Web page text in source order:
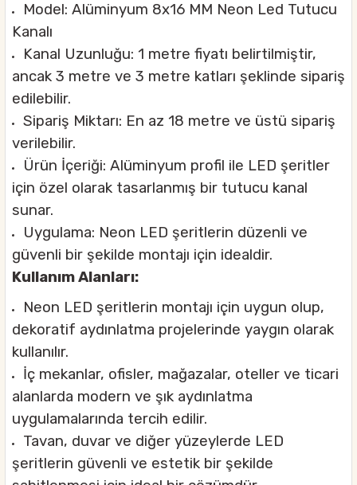
Model: Alüminyum 8x16 MM Neon Led Tutucu
Kanalı
Kanal Uzunluğu: 1 metre fiyatı belirtilmiştir,
ancak 3 metre ve 3 metre katları şeklinde sipariş
edilebilir.
Sipariş Miktarı: En az 18 metre ve üstü sipariş
verilebilir.
Ürün İçeriği: Alüminyum profil ile LED şeritler
için özel olarak tasarlanmış bir tutucu kanal
sunar.
Uygulama: Neon LED şeritlerin düzenli ve
güvenli bir şekilde montajı için idealdir.
Kullanım Alanları:
Neon LED şeritlerin montajı için uygun olup,
dekoratif aydınlatma projelerinde yaygın olarak
kullanılır.
İç mekanlar, ofisler, mağazalar, oteller ve ticari
alanlarda modern ve şık aydınlatma
uygulamalarında tercih edilir.
Tavan, duvar ve diğer yüzeylerde LED
şeritlerin güvenli ve estetik bir şekilde